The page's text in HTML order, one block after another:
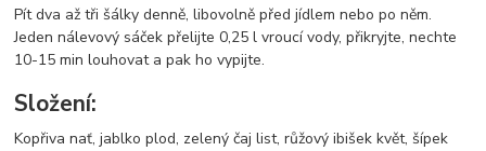
Pít dva až tři šálky denně, libovolně před jídlem nebo po něm.
Jeden nálevový sáček přelijte 0,25 l vroucí vody, přikryjte, nechte
10-15 min louhovat a pak ho vypijte.
Složení:
Kopřiva nať, jablko plod, zelený čaj list, růžový ibišek květ, šípek